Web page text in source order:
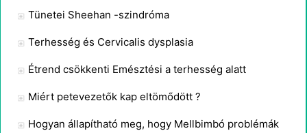
Tünetei Sheehan -szindróma
Terhesség és Cervicalis dysplasia
Étrend csökkenti Emésztési a terhesség alatt
Miért petevezetők kap eltömődött ?
Hogyan állapítható meg, hogy Mellbimbó problémák